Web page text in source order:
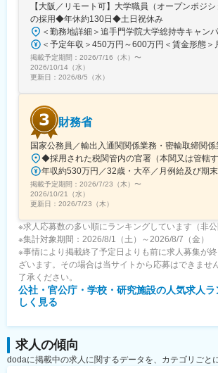
【大阪／リモート可】大学職員（オープンポジ
の採用◆年休約130日◆土日祝休み
掲載予定期間： 2026/7/16（木） 〜
2026/10/14（水）
更新日： 2026/8/5（水）
財務省
国家公務員／輸出入通関関係業務・密輸取締関
掲載予定期間： 2026/7/23（木） 〜
2026/10/21（水）
更新日： 2026/7/23（木）
※求人応募数の多い順にランキングしています（非公
※集計対象期間：2026/8/1（土）～2026/8/7（金）
※事情により掲載終了予定日よりも前に求人募集が
ざいます。その場合は当サイトから応募はできませ
了承ください。
公社・官公庁・学校・研究施設の人気求人
しく見る
求人の傾向
dodaに掲載中の求人に関するデータを、カテゴリごと